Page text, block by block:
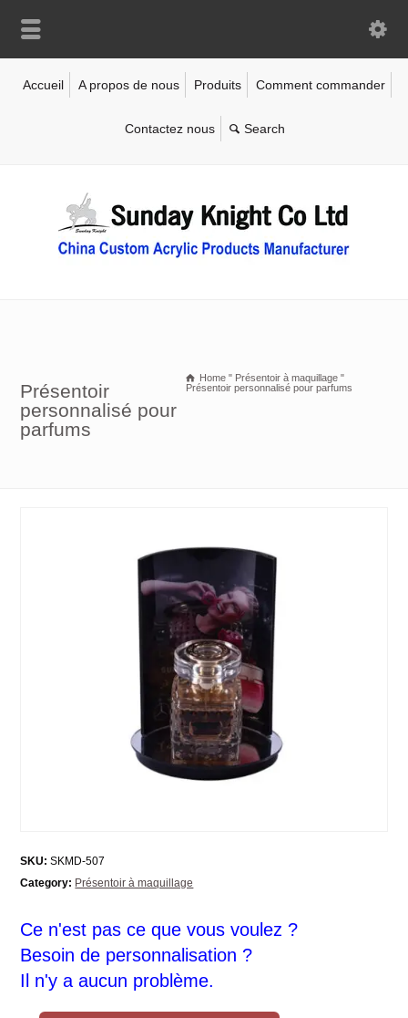
Accueil A propos de nous Produits Comment commander
Contactez nous
Présentoir
personnalisé pour
parfums
Home " Présentoir à maquillage "
Présentoir personnalisé pour parfums
SKU: SKMD-507
Category: Présentoir à maquillage
Ce n'est pas ce que vous voulez ?
Besoin de personnalisation ?
Il n'y a aucun problème.